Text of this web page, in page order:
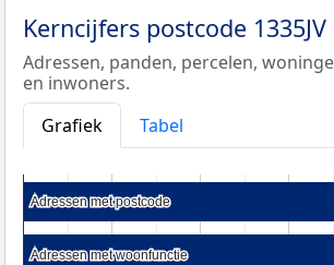
Kerncijfers postcode 1335JV
Adressen, panden, percelen,
en inwoners.
Grafiek
Tabel
Adressen met postcode
Adressen met postcode
Adressen met woonfunctie
Adressen met woonfunctie